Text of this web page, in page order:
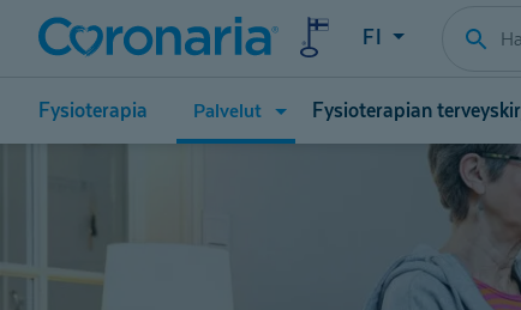
FI
Fysioterapia Palvelut Avaa
valikko
Fysioterapian